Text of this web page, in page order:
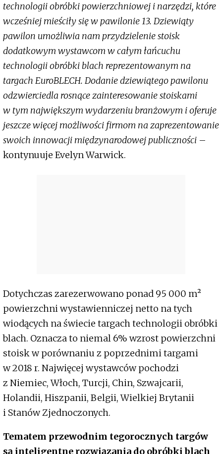
technologii obróbki powierzchniowej i narzędzi, które
wcześniej mieściły się w pawilonie 13. Dziewiąty
pawilon umożliwia nam przydzielenie stoisk
dodatkowym wystawcom w całym łańcuchu
technologii obróbki blach reprezentowanym na
targach EuroBLECH. Dodanie dziewiątego pawilonu
odzwierciedla rosnące zainteresowanie stoiskami
w tym największym wydarzeniu branżowym i oferuje
jeszcze więcej możliwości firmom na zaprezentowanie
swoich innowacji międzynarodowej publiczności –
kontynuuje Evelyn Warwick.
Dotychczas zarezerwowano ponad 95 000 m²
powierzchni wystawienniczej netto na tych
wiodących na świecie targach technologii obróbki
blach. Oznacza to niemal 6% wzrost powierzchni
stoisk w porównaniu z poprzednimi targami
w 2018 r. Najwięcej wystawców pochodzi
z Niemiec, Włoch, Turcji, Chin, Szwajcarii,
Holandii, Hiszpanii, Belgii, Wielkiej Brytanii
i Stanów Zjednoczonych.
Tematem przewodnim tegorocznych targów
są inteligentne rozwiązania do obróbki blach